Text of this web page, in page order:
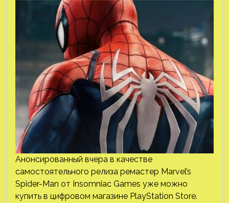
Анонсированный вчера в качестве
самостоятельного релиза ремастер Marvel’s
Spider-Man от Insomniac Games уже можно
купить в цифровом магазине PlayStation Store.